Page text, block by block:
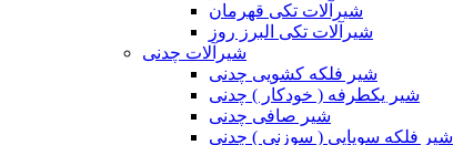
شیرآلات تکی قهرمان
شیرآلات تکی البرز روز
شیرآلات چدنی
شیر فلکه کشویی چدنی
شیر یکطرفه ( خودکار ) چدنی
شیر صافی چدنی
شیر فلکه سوپاپی ( سوزنی ) چدنی